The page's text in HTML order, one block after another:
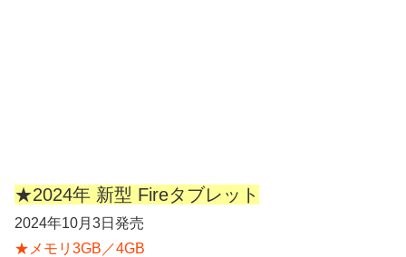
★2024年 新型 Fireタブレット
2024年10月3日発売
★メモリ3GB／4GB